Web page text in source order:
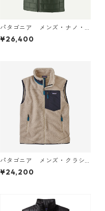
パタゴニア メンズ・ナノ・
パフ・ベスト (カラー Old G
rowth Green) Patagonia Me
¥26,400
パタゴニア メンズ・クラシ
ック・レトロX・ベスト (カ
ラー Natural) Patagonia Me
¥24,200